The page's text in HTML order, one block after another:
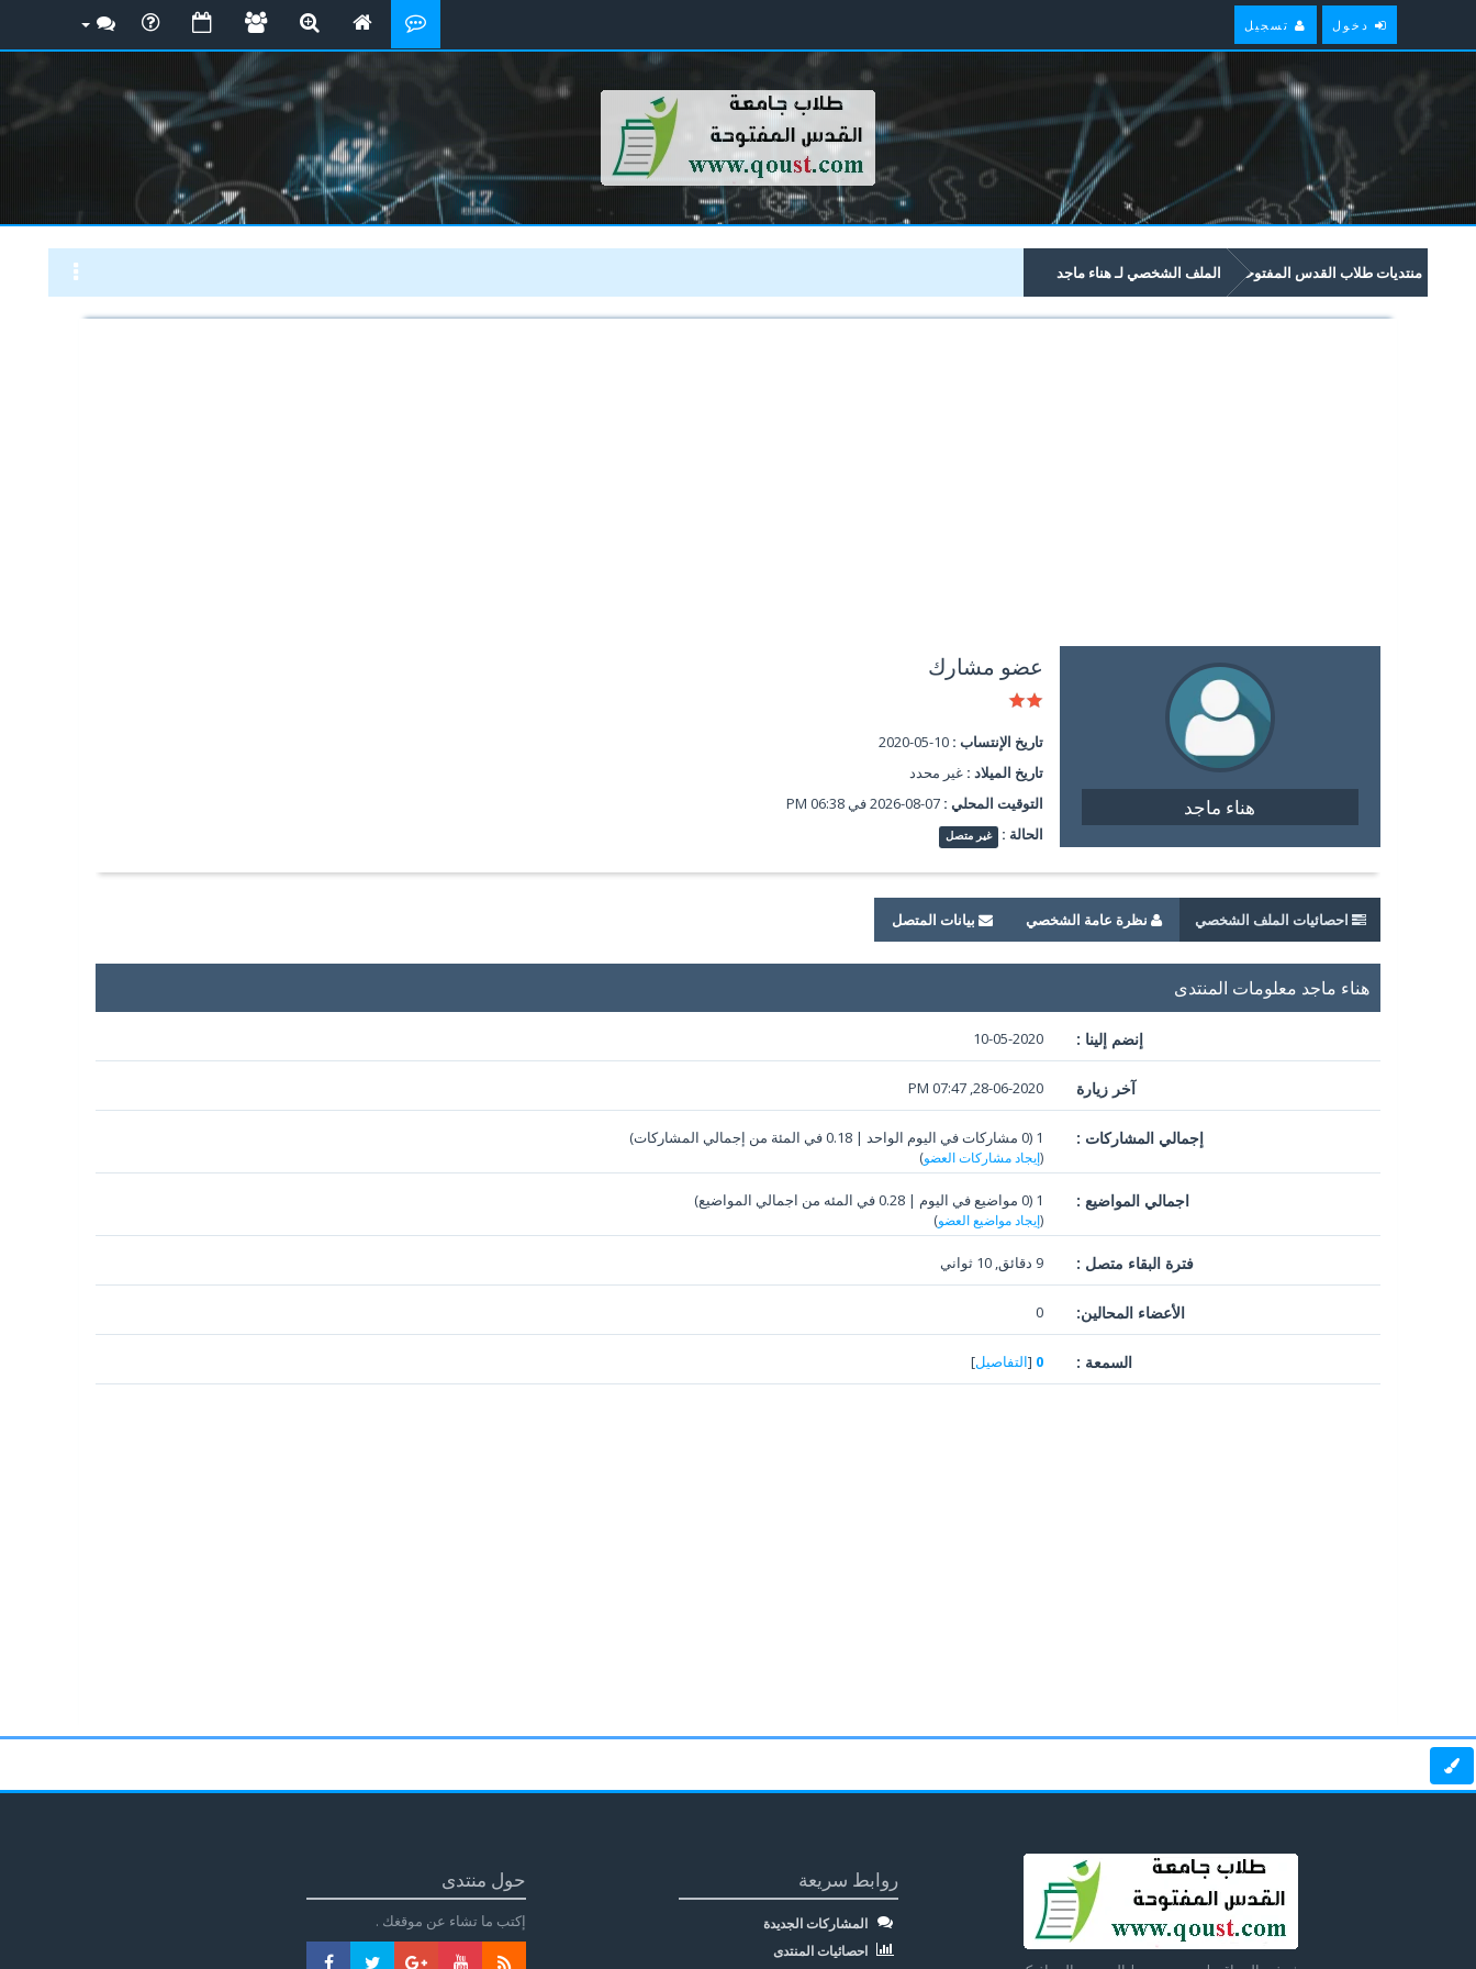
دخول تسجيل
منتديات طلاب القدس المفتوحة الملف الشخصي لـ هناء ماجد
هناء ماجد
عضو مشارك
تاريخ الإنتساب : 10-05-2020
تاريخ الميلاد : غير محدد
التوقيت المحلي : 07-08-2026 في 06:38 PM
الحالة :
غير متصل
احصائيات الملف الشخصي نظرة عامة الشخصي بيانات المتصل
هناء ماجد معلومات المنتدى
إنضم إلينا : 10-05-2020
آخر زيارة 28-06-2020, 07:47 PM
إجمالي المشاركات : 1 (0 مشاركات في اليوم الواحد | 0.18 في المئة من إجمالي المشاركات)
(إيجاد مشاركات العضو)
اجمالي المواضيع : 1 (0 مواضيع في اليوم | 0.28 في المئه من اجمالي المواضيع)
(إيجاد مواضيع العضو)
فترة البقاء متصل : 9 دقائق, 10 ثواني
الأعضاء المحالين: 0
السمعة : 0
[التفاصيل]
روابط سريعة
المشاركات الجديدة
احصائيات المنتدى
حول منتدى
إكتب ما تشاء عن موقغك .